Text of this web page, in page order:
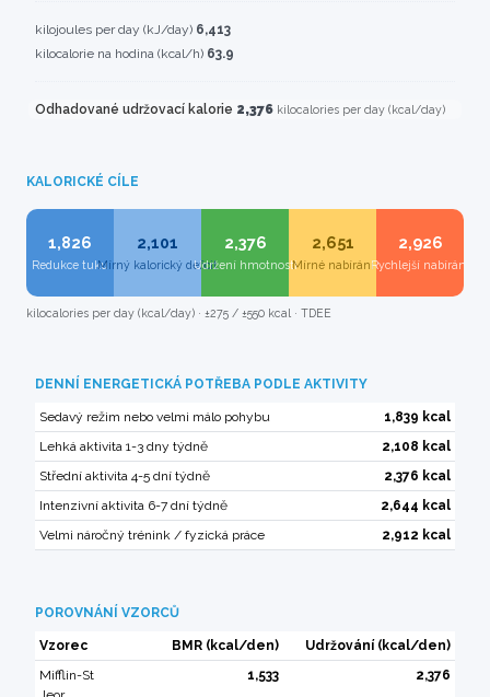
kilojoules per day (kJ/day) 6,413
kilocalorie na hodina (kcal/h) 63.9
Odhadované udržovací kalorie 2,376 kilocalories per day (kcal/day)
KALORICKÉ CÍLE
1,826
Redukce tuku
2,101
Mírný kalorický deficit
2,376
Udržení hmotnosti
2,651
Mírné nabírání
2,926
Rychlejší nabírání
kilocalories per day (kcal/day) · ±275 / ±550 kcal · TDEE
DENNÍ ENERGETICKÁ POTŘEBA PODLE AKTIVITY
Sedavý režim nebo velmi málo pohybu
1,839 kcal
Lehká aktivita 1-3 dny týdně
2,108 kcal
Střední aktivita 4-5 dní týdně
2,376 kcal
Intenzivní aktivita 6-7 dní týdně
2,644 kcal
Velmi náročný trénink / fyzická práce
2,912 kcal
POROVNÁNÍ VZORCŮ
Vzorec BMR (kcal/den)
Udržování (kcal/den)
Mifflin-St
1,533 2,376